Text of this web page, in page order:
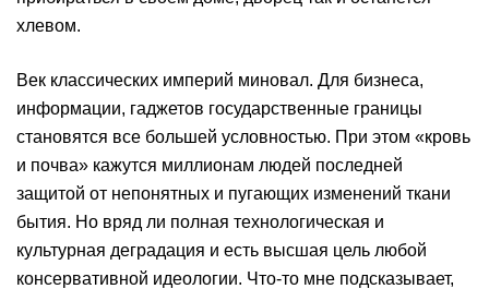
хлевом.
Век классических империй миновал. Для бизнеса,
информации, гаджетов государственные границы
становятся все большей условностью. При этом «кровь
и почва» кажутся миллионам людей последней
защитой от непонятных и пугающих изменений ткани
бытия. Но вряд ли полная технологическая и
культурная деградация и есть высшая цель любой
консервативной идеологии. Что-то мне подсказывает,